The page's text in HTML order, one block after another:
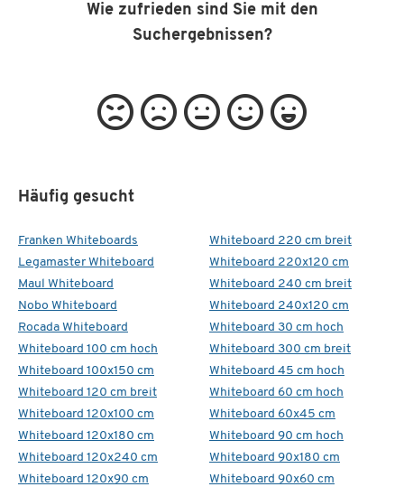
Wie zufrieden sind Sie mit den
Suchergebnissen?
Häufig gesucht
Franken Whiteboards
Legamaster Whiteboard
Maul Whiteboard
Nobo Whiteboard
Rocada Whiteboard
Whiteboard 100 cm hoch
Whiteboard 100x150 cm
Whiteboard 120 cm breit
Whiteboard 120x100 cm
Whiteboard 120x180 cm
Whiteboard 120x240 cm
Whiteboard 120x90 cm
Whiteboard 220 cm breit
Whiteboard 220x120 cm
Whiteboard 240 cm breit
Whiteboard 240x120 cm
Whiteboard 30 cm hoch
Whiteboard 300 cm breit
Whiteboard 45 cm hoch
Whiteboard 60 cm hoch
Whiteboard 60x45 cm
Whiteboard 90 cm hoch
Whiteboard 90x180 cm
Whiteboard 90x60 cm